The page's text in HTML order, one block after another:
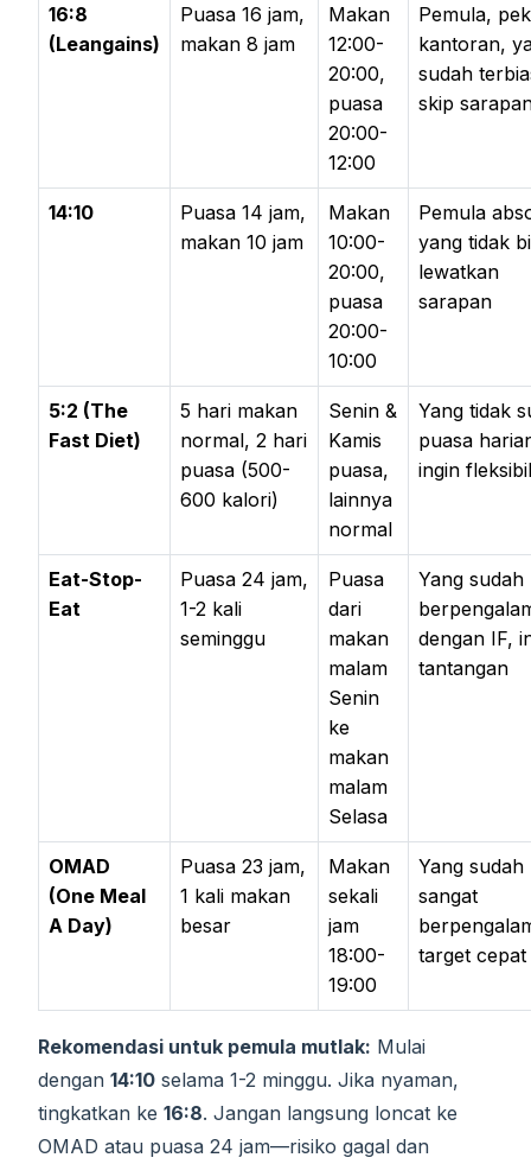
16:8
(Leangains)
Puasa 16 jam,
makan 8 jam
Makan
12:00-
20:00,
puasa
20:00-
12:00
Pemula,
kantoran,
sudah
skip
14:10
Puasa 14 jam,
makan 10 jam
Makan
10:00-
20:00,
puasa
20:00-
10:00
Pemula
yang tidak
lewatkan
sarapan
5:2 (The
Fast Diet)
5 hari makan
normal, 2 hari
puasa (500-
600 kalori)
Senin &
Kamis
puasa,
lainnya
normal
Yang tidak
puasa
ingin
Eat-Stop-
Eat
Puasa 24 jam,
1-2 kali
seminggu
Puasa
dari
makan
malam
Senin
ke
makan
malam
Selasa
Yang sudah
dengan IF,
tantangan
OMAD
(One Meal
A Day)
Puasa 23 jam,
1 kali makan
besar
Makan
sekali
jam
18:00-
19:00
Yang sudah
sangat
target cepat
Rekomendasi untuk pemula mutlak: Mulai
dengan 14:10 selama 1-2 minggu. Jika nyaman,
tingkatkan ke 16:8. Jangan langsung loncat ke
OMAD atau puasa 24 jam—risiko gagal dan